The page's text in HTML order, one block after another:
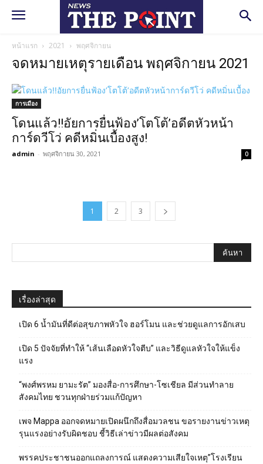
หน้าแรก 2021 พฤศจิกายน
จดหมายเหตุรายเดือน พฤศจิกายน 2021
การเมือง
โดนแล้ว!!อัยการยื่นฟ้อง’โตโต้’อดีตหัวหน้า
การ์ดวีโว่ คดีหมิ่นเบื้องสูง!
admin - พฤศจิกายน 30, 2021 0
1 2 3
เรื่องล่าสุด
เปิด 6 น้ำมันที่ดีต่อสุขภาพหัวใจ ฮอร์โมน และช่วยดูแลการอักเสบ
เปิด 5 ปัจจัยที่ทำให้ “เส้นเลือดหัวใจตีบ” และวิธีดูแลหัวใจให้แข็ง
แรง
“พงศ์พรหม ยามะรัต” มองสื่อ-การศึกษา-โซเชียล มีส่วนทำลาย
สังคมไทย ชวนทุกฝ่ายร่วมแก้ปัญหา
เพจ Mappa ออกจดหมายเปิดผนึกถึงสื่อมวลชน ขอรายงานข่าวเหตุ
รุนแรงอย่างรับผิดชอบ ชี้วิธีเล่าข่าวมีผลต่อสังคม
พรรคประชาชนออกแถลงการณ์ แสดงความเสียใจเหตุ”โรงเรียน